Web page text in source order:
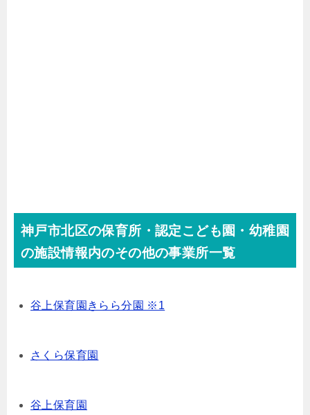
神戸市北区の保育所・認定こども園・幼稚園
の施設情報内のその他の事業所一覧
谷上保育園きらら分園 ※1
さくら保育園
谷上保育園